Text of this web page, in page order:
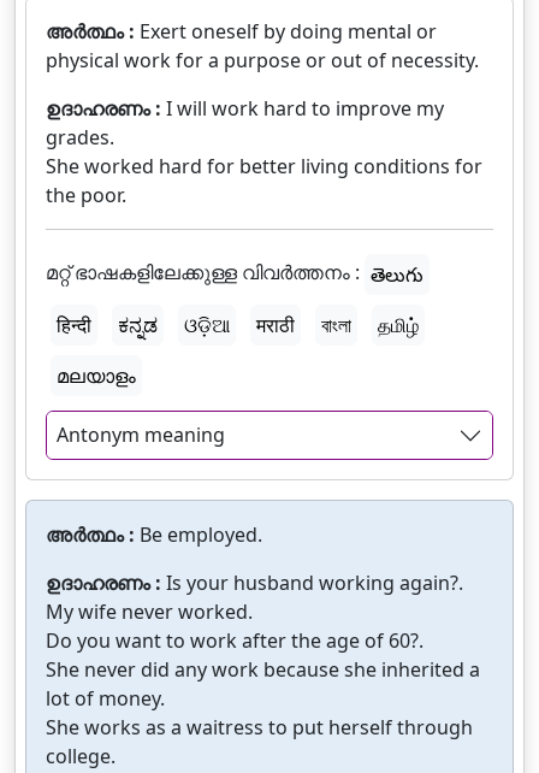
അർത്ഥം : Exert oneself by doing mental or
physical work for a purpose or out of necessity.
ഉദാഹരണം : I will work hard to improve my
grades.
She worked hard for better living conditions for
the poor.
മറ്റ് ഭാഷകളിലേക്കുള്ള വിവർത്തനം : తెలుగు
हिन्दी
ಕನ್ನಡ ଓଡ଼ିଆ मराठी বাংলা
தமிழ்
മലയാളം
Antonym meaning
അർത്ഥം : Be employed.
ഉദാഹരണം : Is your husband working again?.
My wife never worked.
Do you want to work after the age of 60?.
She never did any work because she inherited a
lot of money.
She works as a waitress to put herself through
college.